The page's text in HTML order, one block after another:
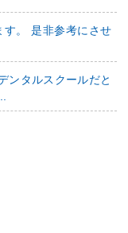
。 是非参考にさせ
ンタルスクールだと